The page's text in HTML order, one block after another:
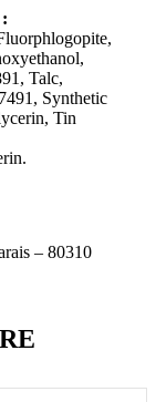
Talc,
Synthetic
Tin
– 80310